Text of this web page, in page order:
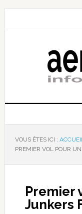
VOUS ÊTES ICI :
PREMIER VOL POUR
Premier
Junkers